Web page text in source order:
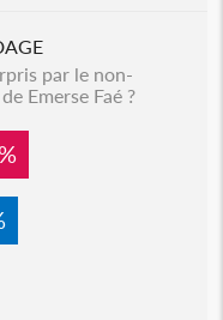
par le non-
Emerse Faé ?